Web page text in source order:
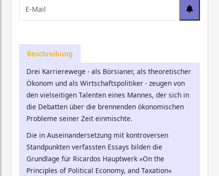
Beschreibung
Drei Karrierewege - als Börsianer, als theoretischer
Ökonom und als Wirtschaftspolitiker - zeugen von
den vielseitigen Talenten eines Mannes, der sich in
die Debatten über die brennenden ökonomischen
Probleme seiner Zeit einmischte.
Die in Auseinandersetzung mit kontroversen
Standpunkten verfassten Essays bilden die
Grundlage für Ricardos Hauptwerk »On the
Principles of Political Economy, and Taxation«